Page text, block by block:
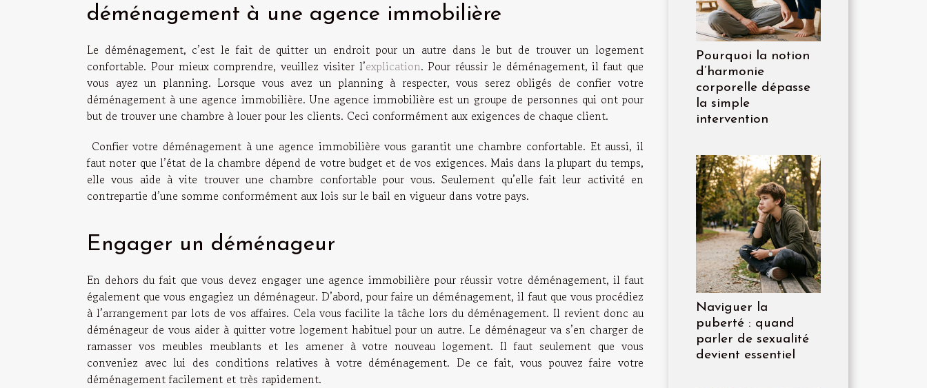
déménagement à une agence immobilière
Le déménagement, c’est le fait de quitter un endroit pour un autre dans le but de trouver un logement
confortable. Pour mieux comprendre, veuillez visiter l’explication. Pour réussir le déménagement, il faut que
vous ayez un planning. Lorsque vous avez un planning à respecter, vous serez obligés de confier votre
déménagement à une agence immobilière. Une agence immobilière est un groupe de personnes qui ont pour
but de trouver une chambre à louer pour les clients. Ceci conformément aux exigences de chaque client.
Confier votre déménagement à une agence immobilière vous garantit une chambre confortable. Et aussi, il
faut noter que l’état de la chambre dépend de votre budget et de vos exigences. Mais dans la plupart du temps,
elle vous aide à vite trouver une chambre confortable pour vous. Seulement qu’elle fait leur activité en
contrepartie d’une somme conformément aux lois sur le bail en vigueur dans votre pays.
Engager un déménageur
En dehors du fait que vous devez engager une agence immobilière pour réussir votre déménagement, il faut
également que vous engagiez un déménageur. D’abord, pour faire un déménagement, il faut que vous procédiez
à l’arrangement par lots de vos affaires. Cela vous facilite la tâche lors du déménagement. Il revient donc au
déménageur de vous aider à quitter votre logement habituel pour un autre. Le déménageur va s’en charger de
ramasser vos meubles meublants et les amener à votre nouveau logement. Il faut seulement que vous
conveniez avec lui des conditions relatives à votre déménagement. De ce fait, vous pouvez faire votre
déménagement facilement et très rapidement.
Pourquoi la notion
d’harmonie
corporelle dépasse
la simple
intervention
Naviguer la
puberté : quand
parler de sexualité
devient essentiel